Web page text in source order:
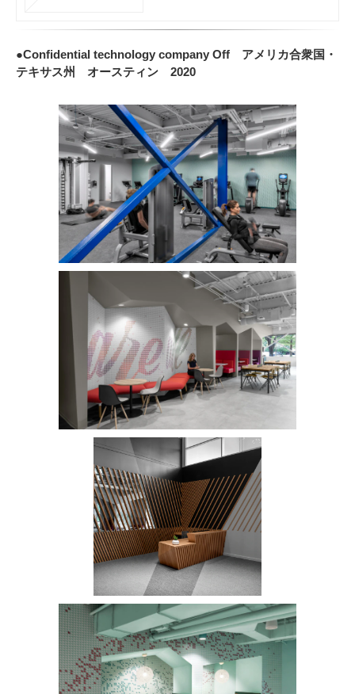
●Confidential technology company Off アメリカ合衆国・
テキサス州 オースティン 2020